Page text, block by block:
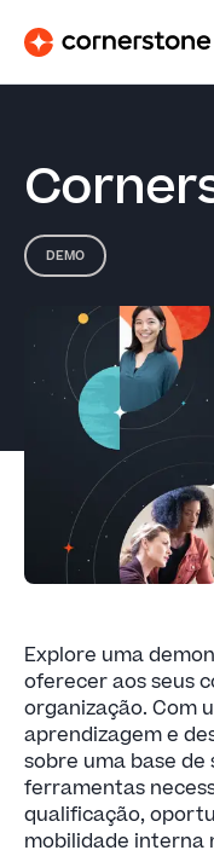
DEMO
Explore uma
oferecer aos seus
organização. Com
aprendizagem e
sobre uma base de
ferramentas
qualificação,
mobilidade interna